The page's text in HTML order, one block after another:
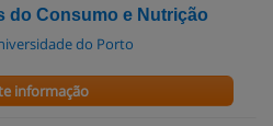
do Consumo e Nutrição
do Porto
informação